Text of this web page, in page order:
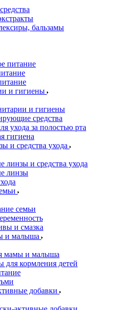
бальзамы
питание
и гигиены
и гигиены
средства
ухода за полостью рта
гигиена
и средства ухода
линзы и средства ухода
линзы
семьи
и смазка
и малыша
мамы и малыша
для кормления детей
добавки